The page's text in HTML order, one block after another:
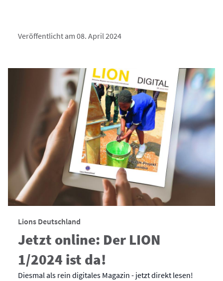
Veröffentlicht am 08. April 2024
Lions Deutschland
Jetzt online: Der LION
1/2024 ist da!
Diesmal als rein digitales Magazin - jetzt direkt lesen!